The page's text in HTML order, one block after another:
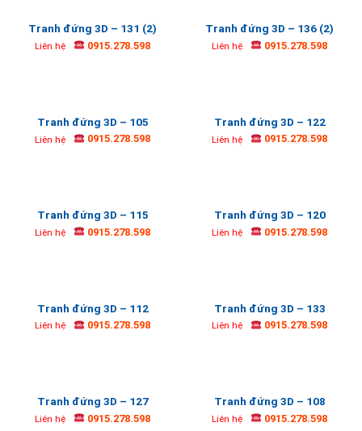
Tranh đứng 3D – 131 (2)
Liên hệ 0915.278.598
Tranh đứng 3D – 136 (2)
Liên hệ 0915.278.598
Tranh đứng 3D – 105
Liên hệ 0915.278.598
Tranh đứng 3D – 122
Liên hệ 0915.278.598
Tranh đứng 3D – 115
Liên hệ 0915.278.598
Tranh đứng 3D – 120
Liên hệ 0915.278.598
Tranh đứng 3D – 112
Liên hệ 0915.278.598
Tranh đứng 3D – 133
Liên hệ 0915.278.598
Tranh đứng 3D – 127
Liên hệ 0915.278.598
Tranh đứng 3D – 108
Liên hệ 0915.278.598